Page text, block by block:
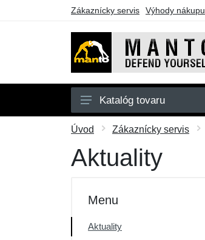
Zákaznícky servis Výhody nákupu
Pánske
Doplnky
Katalóg tovaru
Úvod Zákaznícky servis
Aktuality
Menu
Aktuality